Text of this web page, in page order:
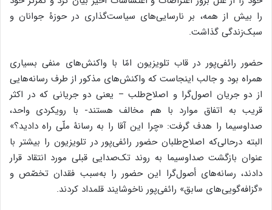
میان ادّعای اصلاح‌طلبان مبنی بر اصول‌گرا بودن رائفی‌پور از آنجا
برمی‌خیزد که از نظر ایشان، هر کس از ما نیست اصول‌گراست.
همچنین استدلال اصول‌گرایان نیز محلّی از اعراب ندارد، زیرا اقبال
رسانه به یک فرد لزوماً از سواد و تخصّص او برنمی‌خیزد. کسانی
همچون رائفی‌پور علی‌رغم فقدان تخصّص و اظهارات گاه بی‌سند و
مدرکشان توانسته‌اند افراد بسیاری را پای حرف‌های خود بنشانند. اگر
ما واقعاً نگران گسترش عوام‌فریبی و جوزدگی هستیم، به جای سانسور
چنین افرادی باید علّت اصلی اقبال بسیاری از مردم به ایشان را فهم
کنیم و برای چنین اقبالی برنامۀ جایگزین ارائه بدهیم.